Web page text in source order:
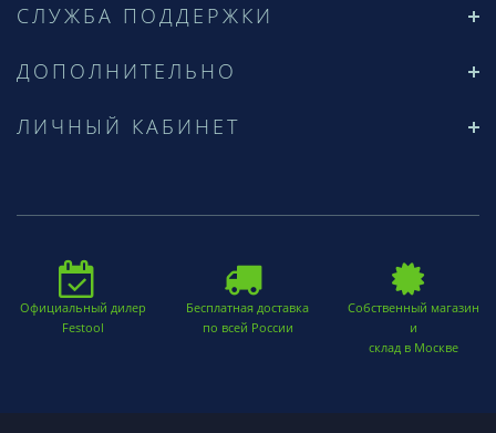
СЛУЖБА ПОДДЕРЖКИ
ДОПОЛНИТЕЛЬНО
ЛИЧНЫЙ КАБИНЕТ
Официальный дилер
Festool
Бесплатная доставка
по всей России
Собственный магазин
и
склад в Москве